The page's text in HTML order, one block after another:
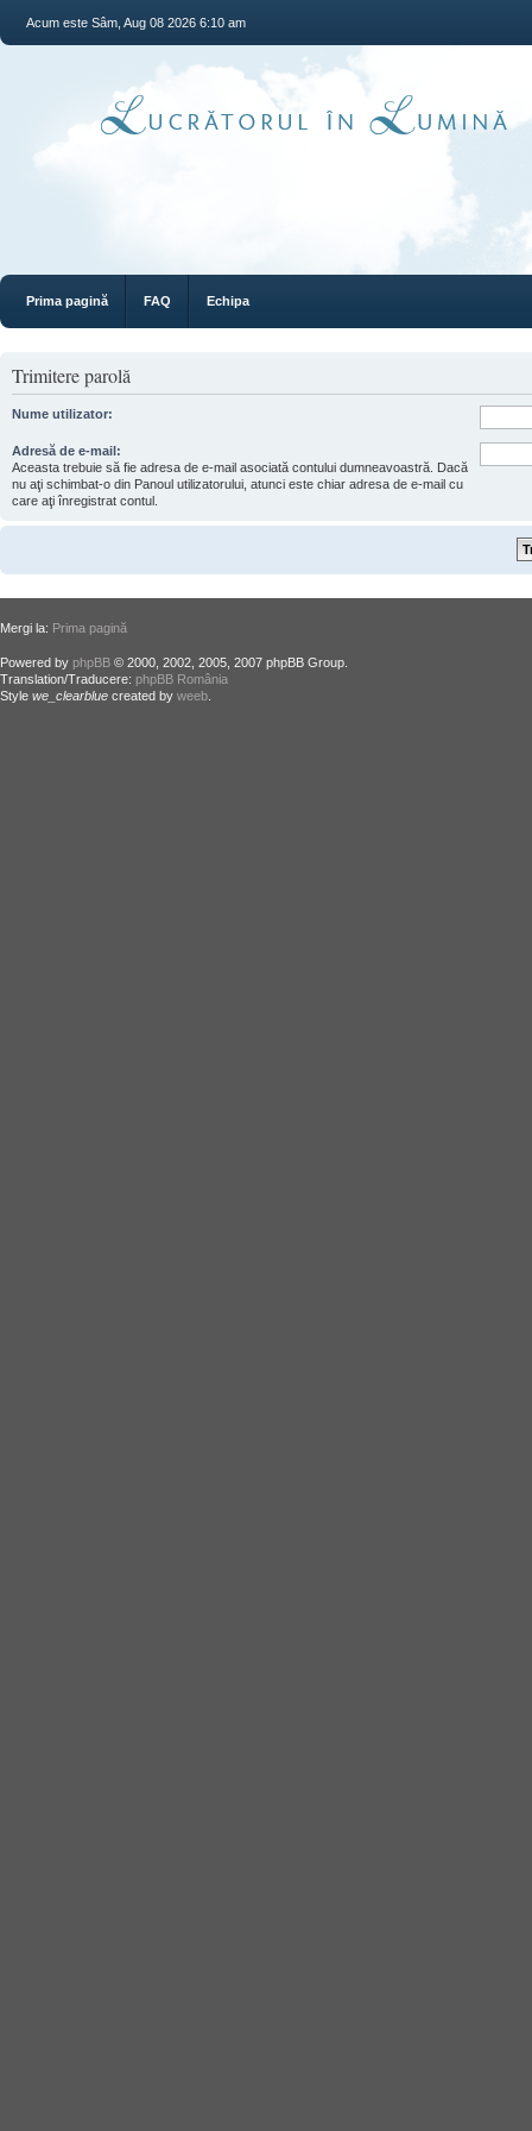
Acum este Sâm, Aug 08 2026 6:10 am
Prima pagină FAQ Echipa
Trimitere parolă
Nume utilizator:
Adresă de e-mail:
Aceasta trebuie să fie adresa de e-mail asociată contului dumneavoastră. Dacă
nu aţi schimbat-o din Panoul utilizatorului, atunci este chiar adresa de e-mail cu
care aţi înregistrat contul.
Mergi la: Prima pagină
Powered by phpBB © 2000, 2002, 2005, 2007 phpBB Group.
Translation/Traducere: phpBB România
Style we_clearblue created by weeb